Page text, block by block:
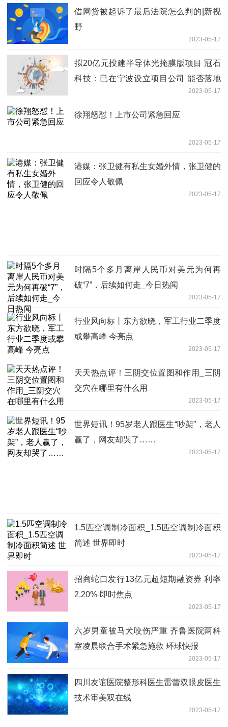
借网贷被起诉了最后法院怎么判的|新视
野
2023-05-17
拟20亿元投建半导体光掩膜版项目 冠石
科技：已在宁波设立项目公司 能否落地
2023-05-17
徐翔怒怼！上市公司紧急回应
2023-05-17
港媒：张卫健有私生女婚外情，张卫健的
回应令人敬佩
2023-05-17
时隔5个多月离岸人民币对美元为何再
破“7”，后续如何走_今日热闻
2023-05-17
行业风向标丨东方欲晓，军工行业二季度
或攀高峰 今亮点
2023-05-17
天天热点评！三阴交位置图和作用_三阴
交穴在哪里有什么用
2023-05-17
世界短讯！95岁老人跟医生“吵架”，老人
赢了，网友却哭了……
2023-05-17
1.5匹空调制冷面积_1.5匹空调制冷面积
简述 世界即时
2023-05-17
招商蛇口发行13亿元超短期融资券 利率
2.20%-即时焦点
2023-05-17
六岁男童被马犬咬伤严重 齐鲁医院两科
室凌晨联合手术紧急施救 环球快报
2023-05-17
四川友谊医院整形科医生雷蕾双眼皮医生
技术审美双在线
2023-05-17